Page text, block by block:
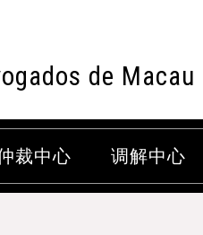
de Macau
裁中心 调解中心